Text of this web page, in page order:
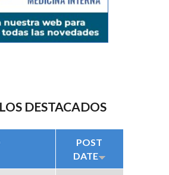
DESTACADOS
POST
DATE